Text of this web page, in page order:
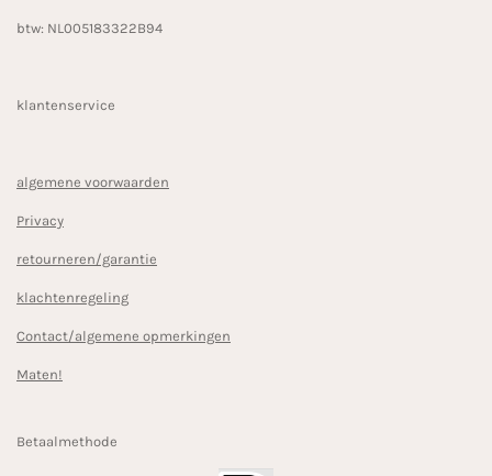
btw: NL005183322B94
klantenservice
algemene voorwaarden
Privacy
retourneren/garantie
klachtenregeling
Contact/algemene opmerkingen
Maten!
Betaalmethode